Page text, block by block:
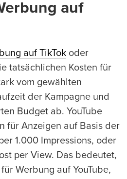
auf
auf TikTok oder
tatsächlichen Kosten für
vom gewählten
der Kampagne und
Budget ab. YouTube
für Anzeigen auf Basis der
1.000 Impressions, oder
per View. Das bedeutet,
Werbung auf YouTube,